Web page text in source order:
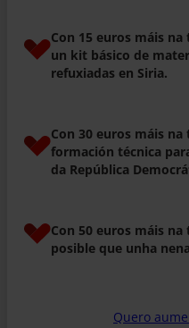
Con 15 euros máis
un kit básico de
refuxiadas en Siria.
Con 30 euros máis
formación técnica
da República
Con 50 euros máis
posible que unha
Quero